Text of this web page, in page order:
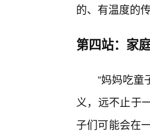
的、有温度的
第四站：家
“妈妈吃童
义，远不止于
子们可能会在